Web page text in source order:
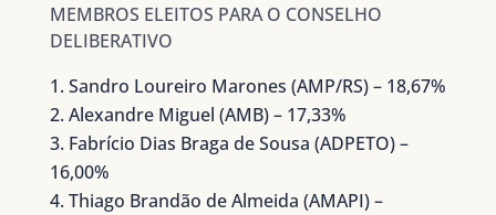
MEMBROS ELEITOS PARA O CONSELHO
DELIBERATIVO
Sandro Loureiro Marones (AMP/RS) – 18,67%
Alexandre Miguel (AMB) – 17,33%
Fabrício Dias Braga de Sousa (ADPETO) –
16,00%
Thiago Brandão de Almeida (AMAPI) –